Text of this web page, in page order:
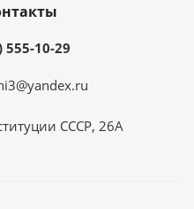
555-10-29
СССР, 26А